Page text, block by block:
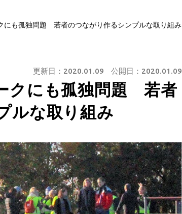
にも孤独問題 若者のつながり作るシンプルな取り組み
クにも孤独問題 若者
ルな取り組み
更新日： 2020.01.09 公開日： 2020.01.09